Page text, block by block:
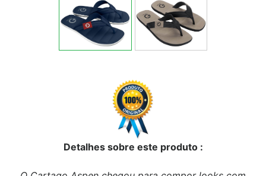
Detalhes sobre este produto :